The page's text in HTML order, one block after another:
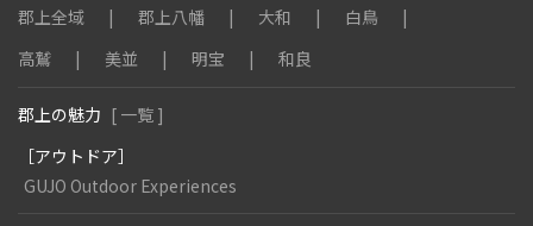
郡上全域
郡上八幡 大和
白鳥
高鷲
美並 明宝 和良
郡上の魅力 [ 一覧 ]
［アウトドア］
GUJO Outdoor Experiences